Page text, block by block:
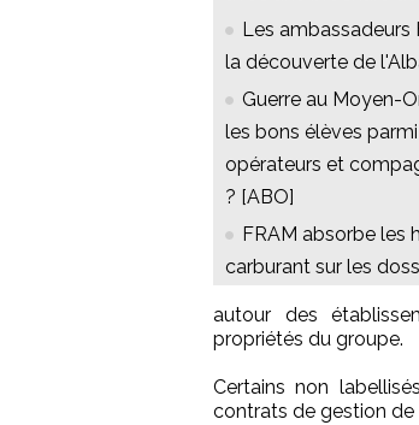
Les ambassadeurs
la découverte de
Guerre au Moyen-
les bons élèves
opérateurs et
? [ABO]
FRAM absorbe les
carburant sur les
autour des
propriétés du groupe.
Certains non
contrats de gestion de